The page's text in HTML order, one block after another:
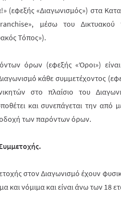
(εφεξής «Διαγωνισμός») στα
μέσω του Δικτυακού
Τόπος»).
όρων (εφεξής «Όροι»)
κάθε συμμετέχοντος
στο πλαίσιο του
και συνεπάγεται την από
των παρόντων όρων.
στον Διαγωνισμό έχουν
και νόμιμα και είναι άνω των 18